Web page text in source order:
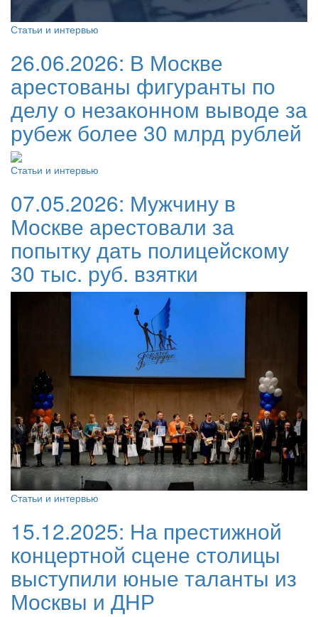
Статьи и интервью
26.06.2026: В Москве
арестованы фигуранты по
делу о незаконном выводе за
рубеж более 30 млрд рублей
Статьи и интервью
07.05.2026: Мужчину в
Москве арестовали за
попытку дать полицейскому
30 тыс. руб. взятки
Статьи и интервью
15.12.2025: На престижной
концертной сцене столицы
выступили юные таланты из
Москвы и ДНР